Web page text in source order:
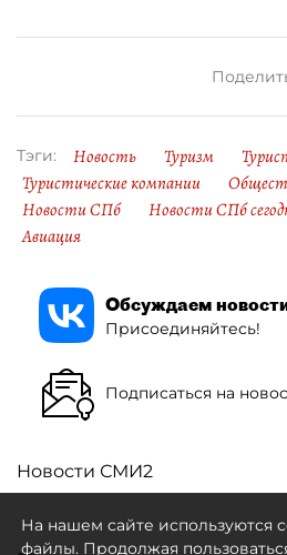
Тэги: Новость Туризм
Туристические компании
Новости СПб
Новости СПб
Авиация
Обсуждаем
Присоединяйтесь!
Подписаться на
Новости СМИ2
На нашем сайте используются
файлы. Продолжая